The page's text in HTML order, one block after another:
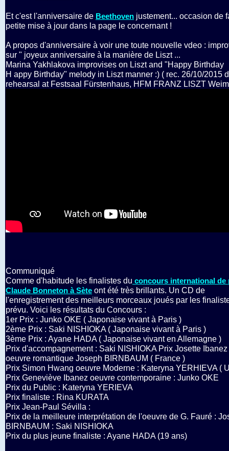
Et c'est l'anniversaire de Beethoven justement... occasion de
petite mise à jour dans la page le concernant !
A propos d'anniversaire à voir une toute nouvelle vdeo :
sur " joyeux anniversaire à la manière de Liszt ...
Marina Yakhlakova improvises on Liszt and "Happy Birthday
H appy Birthday" melody in Liszt manner :) ( rec. 26/10/2015
rehearsal at Festsaal Fürstenhaus, HFM FRANZ LISZT
Communiqué
Comme d'habitude les finalistes du concours international de
Claude Bonneton à Sète ont été très brillants. Un CD de
l'enregistrement des meilleurs morceaux joués par les
prévu. Voici les résultats du Concours :
1er Prix : Junko OKE ( Japonaise vivant à Paris )
2ème Prix : Saki NISHIOKA ( Japonaise vivant à Paris )
3ème Prix : Ayane HADA ( Japonaise vivant en Allemagne )
Prix d'accompagnement : Saki NISHIOKA Prix Josette Ibanez
oeuvre romantique Joseph BIRNBAUM ( France )
Prix Simon Hwang oeuvre Moderne : Kateryna YERHIEVA (
Prix Geneviève Ibanez oeuvre contemporaine : Junko OKE
Prix du Public : Kateryna YERIEVA
Prix finaliste : Rina KURATA
Prix Jean-Paul Sévilla :
Prix de la meilleure interprétation de l'oeuvre de G. Fauré :
BIRNBAUM : Saki NISHIOKA
Prix du plus jeune finaliste : Ayane HADA (19 ans)